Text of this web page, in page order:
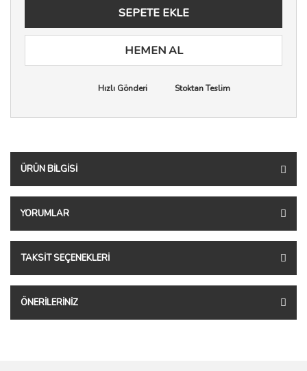
SEPETE EKLE
HEMEN AL
Hızlı Gönderi Stoktan Teslim
ÜRÜN BILGISI
YORUMLAR
TAKSIT SEÇENEKLERI
ÖNERILERINIZ